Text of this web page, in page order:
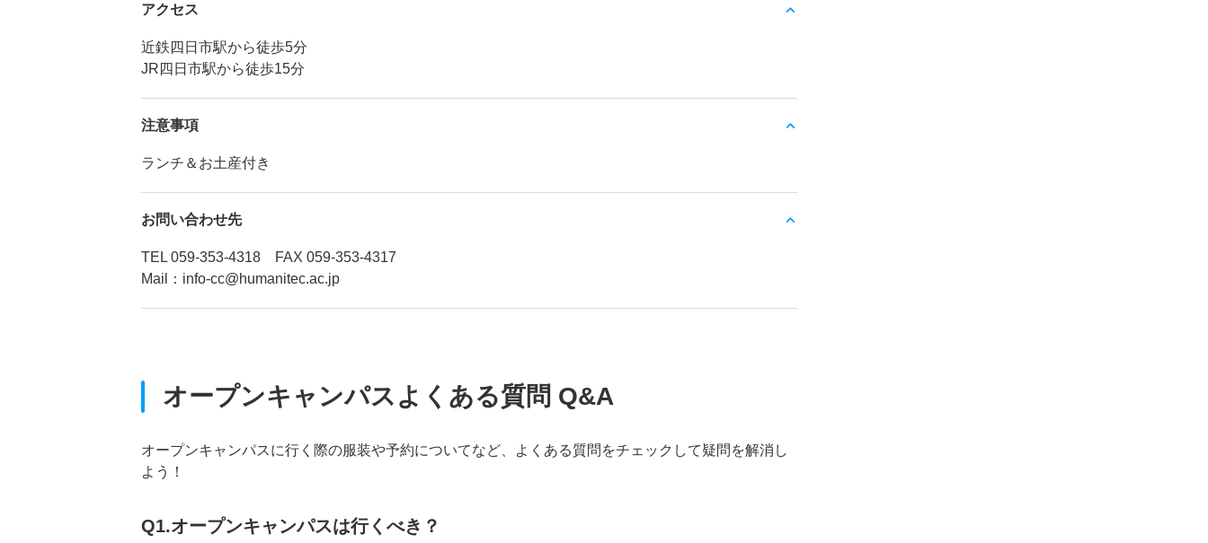
アクセス
近鉄四日市駅から徒歩5分
JR四日市駅から徒歩15分
注意事項
ランチ＆お土産付き
お問い合わせ先
TEL 059-353-4318 FAX 059-353-4317
Mail：info-cc@humanitec.ac.jp
オープンキャンパスよくある質問 Q&A
オープンキャンパスに行く際の服装や予約についてなど、よくある質問をチェックして疑問を解消し
よう！
Q1.オープンキャンパスは行くべき？